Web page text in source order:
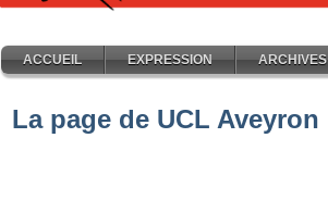
ACCUEIL EXPRESSION ARCHIVES
La page de UCL Aveyron